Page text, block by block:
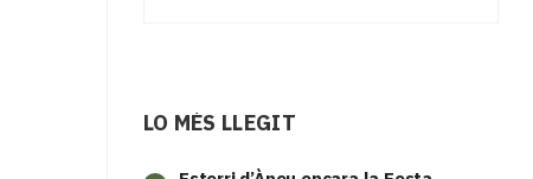
LO MÉS LLEGIT